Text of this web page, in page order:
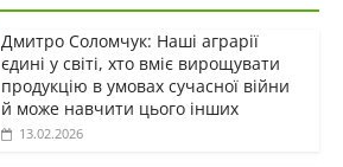
Дмитро Соломчук: Наші аграрії
єдині у світі, хто вміє вирощувати
продукцію в умовах сучасної війни
й може навчити цього інших
13.02.2026